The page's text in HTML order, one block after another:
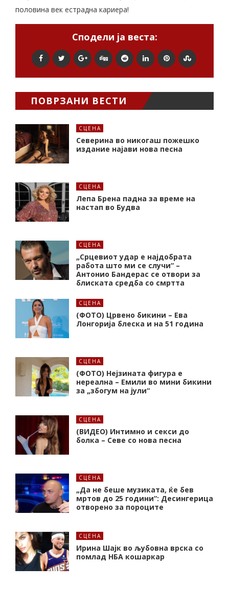
половина век естрадна кариера!
Сподели ја веста:
ПОВРЗАНИ ВЕСТИ
СЦЕНА
Северина во никогаш пожешко
издание најави нова песна
СЦЕНА
Лепа Брена падна за време на
настап во Будва
СЦЕНА
„Срцевиот удар е најдобрата
работа што ми се случи“ –
Антонио Бандерас се отвори за
блиската средба со смртта
СЦЕНА
(ФОТО) Црвено бикини – Ева
Лонгорија блеска и на 51 година
СЦЕНА
(ФОТО) Нејзината фигура е
нереална – Емили во мини бикини
за „збогум на јули“
СЦЕНА
(ВИДЕО) Интимно и секси до
болка – Севе со нова песна
СЦЕНА
„Да не беше музиката, ќе бев
мртов до 25 години“: Десингерица
отворено за пороците
СЦЕНА
Ирина Шајк во љубовна врска со
помлад НБА кошаркар